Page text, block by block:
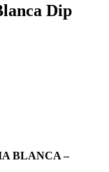
Dip
BLANCA –